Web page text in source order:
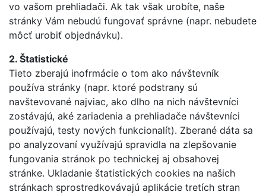
vo vašom prehliadači. Ak tak však urobíte, naše
stránky Vám nebudú fungovať správne (napr. nebudete
môcť urobiť objednávku).
2. Štatistické
Tieto zberajú inofrmácie o tom ako návštevník
používa stránky (napr. ktoré podstrany sú
navštevované najviac, ako dlho na nich návštevníci
zostávajú, aké zariadenia a prehliadače návštevníci
používajú, testy nových funkcionalít). Zberané dáta sa
po analyzovaní využívajú spravidla na zlepšovanie
fungovania stránok po technickej aj obsahovej
stránke. Ukladanie štatistických cookies na našich
stránkach sprostredkovávajú aplikácie tretích stran